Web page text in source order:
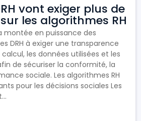
vont exiger plus de
les algorithmes RH
montée en puissance des
DRH à exiger une transparence
les données utilisées et les
de sécuriser la conformité, la
sociale. Les algorithmes RH
pour les décisions sociales Les